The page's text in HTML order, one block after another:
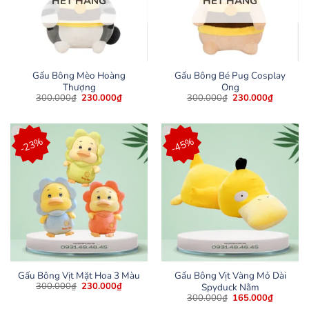
Gấu Bông Mèo Hoàng
Thượng
300.000₫ Giá
300.000₫.
230.000₫Giá
hiện
là:
230.000₫.
Gấu Bông Bé Pug Cosplay
Ong
300.000₫ Giá
300.000₫.
230.000₫Giá
hiện
là:
-23%
Gấu Bông Vịt Mặt Hoa 3 Màu
300.000₫ Giá
230.000₫Giá
hiện
-45%
Gấu Bông Vịt Vàng Mỏ Dài
Spyduck Nằm
300.000₫ Giá
165.000₫Giá
hiện